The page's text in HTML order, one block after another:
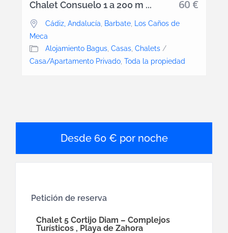
60 €
Chalet Consuelo 1 a 200 m ...
Cádiz, Andalucía Barbate
Los Caños de
Meca
Alojamiento Bagus Casas Chalets /
Casa/Apartamento Privado, Toda la propiedad
60 € por noche
Petición de reserva
Chalet 5 Cortijo Diam – Complejos
Turísticos , Playa de Zahora